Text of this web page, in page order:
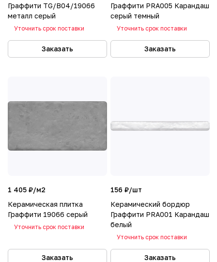
Граффити TG/B04/19066
металл серый
Уточнить срок поставки
Заказать
Граффити PRA005 Карандаш
серый темный
Уточнить срок поставки
Заказать
1 405 ₽/м2
Керамическая плитка
Граффити 19066 серый
Уточнить срок поставки
Заказать
156 ₽/шт
Керамический бордюр
Граффити PRA001 Карандаш
белый
Уточнить срок поставки
Заказать